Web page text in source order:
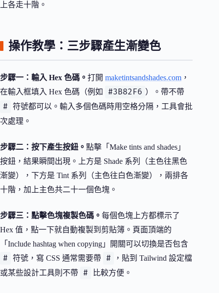
上各走十階。
操作教學：三步驟產生漸變色
步驟一：輸入 Hex 色碼。 打開 maketintsandshades.com ，
在輸入框填入 Hex 色碼（例如
#3B82F6 ）。帶不帶
#
符號都可以。輸入多個色碼時用空格分隔，工具會批
次處理。
步驟二：按下產生按鈕。 點擊「Make tints and shades」
按鈕，結果瞬間出現。上方是 Shade 系列（主色往黑色
漸變），下方是 Tint 系列（主色往白色漸變），兩排各
十階，加上主色共二十一個色塊。
步驟三：點擊色塊複製色碼。 每個色塊上方都標示了
Hex 值，點一下就自動複製到剪貼簿。頁面頂端的
「Include hashtag when copying」開關可以切換是否包含
# 符號，寫 CSS 通常需要帶 #
，貼到 Tailwind 設定檔
或某些設計工具則不帶
# 比較方便。